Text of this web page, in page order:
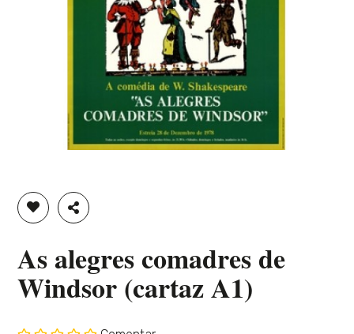
ADICIONAR À LISTA DE DESEJOS
PARTILHAR
As alegres comadres de
Windsor (cartaz A1)